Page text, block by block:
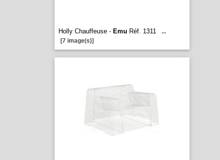
Holly Chauffeuse - Emu Réf. 1311
...
[7 image(s)]